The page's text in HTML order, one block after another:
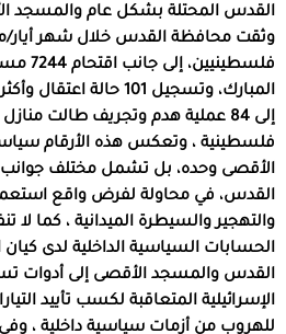
القدس المحتلة بشكل عام
وثقت محافظة القدس خلال شهر أيار/
فلسطينيين، إلى جانب اقتحام
المبارك، وتسجيل
حالة اعتقال
إلى
عملية هدم وتجريف طالت
فلسطينية ، وتعكس هذه الأرقام
الأقصى وحده، بل تشمل مختلف جوانب
القدس، في محاولة لفرض واقع
والتهجير والسيطرة الميدانية ، كما
الحسابات السياسية الداخلية لدى كيان
القدس والمسجد الأقصى إلى أدوات
الإسرائيلية المتعاقبة لكسب تأييد
للهروب من أزمات سياسية داخلية ،